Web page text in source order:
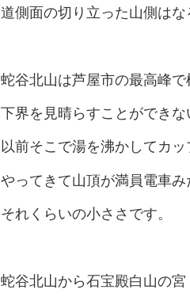
道側面の切り立った山側はな
蛇谷北山は芦屋市の最高峰
下界を見晴らすことができな
以前そこで湯を沸かしてカ
やってきて山頂が満員電車み
それくらいの小ささです。
蛇谷北山から石宝殿白山の